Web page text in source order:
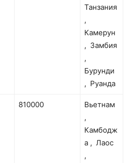
Танзания
,
Камерун
, Замбия
,
Бурунди
, Руанда
810000
Вьетнам
,
Камбодж
а , Лаос
,